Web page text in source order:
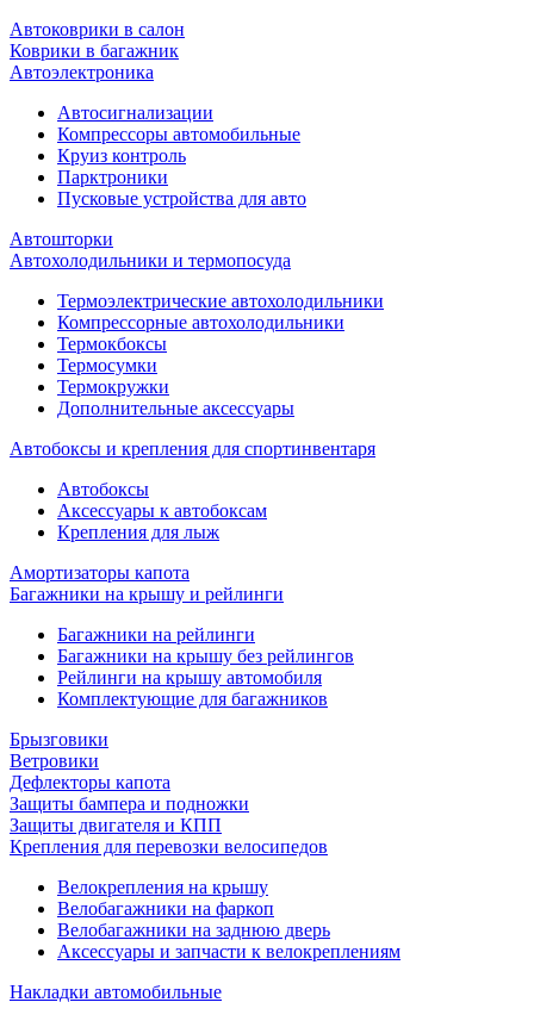
Автоковрики в салон
Коврики в багажник
Автоэлектроника
Автосигнализации
Компрессоры автомобильные
Круиз контроль
Парктроники
Пусковые устройства для авто
Автошторки
Автохолодильники и термопосуда
Термоэлектрические автохолодильники
Компрессорные автохолодильники
Термокбоксы
Термосумки
Термокружки
Дополнительные аксессуары
Автобоксы и крепления для спортинвентаря
Автобоксы
Аксессуары к автобоксам
Крепления для лыж
Амортизаторы капота
Багажники на крышу и рейлинги
Багажники на рейлинги
Багажники на крышу без рейлингов
Рейлинги на крышу автомобиля
Комплектующие для багажников
Брызговики
Ветровики
Дефлекторы капота
Защиты бампера и подножки
Защиты двигателя и КПП
Крепления для перевозки велосипедов
Велокрепления на крышу
Велобагажники на фаркоп
Велобагажники на заднюю дверь
Аксессуары и запчасти к велокреплениям
Накладки автомобильные